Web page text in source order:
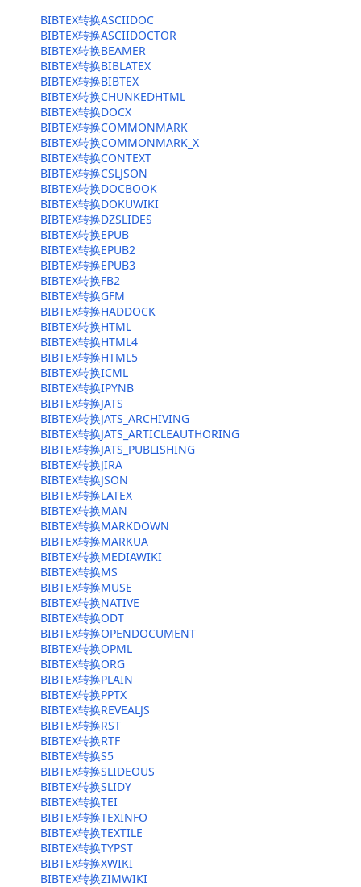
BIBTEX转换ASCIIDOC
BIBTEX转换ASCIIDOCTOR
BIBTEX转换BEAMER
BIBTEX转换BIBLATEX
BIBTEX转换BIBTEX
BIBTEX转换CHUNKEDHTML
BIBTEX转换DOCX
BIBTEX转换COMMONMARK
BIBTEX转换COMMONMARK_X
BIBTEX转换CONTEXT
BIBTEX转换CSLJSON
BIBTEX转换DOCBOOK
BIBTEX转换DOKUWIKI
BIBTEX转换DZSLIDES
BIBTEX转换EPUB
BIBTEX转换EPUB2
BIBTEX转换EPUB3
BIBTEX转换FB2
BIBTEX转换GFM
BIBTEX转换HADDOCK
BIBTEX转换HTML
BIBTEX转换HTML4
BIBTEX转换HTML5
BIBTEX转换ICML
BIBTEX转换IPYNB
BIBTEX转换JATS
BIBTEX转换JATS_ARCHIVING
BIBTEX转换JATS_ARTICLEAUTHORING
BIBTEX转换JATS_PUBLISHING
BIBTEX转换JIRA
BIBTEX转换JSON
BIBTEX转换LATEX
BIBTEX转换MAN
BIBTEX转换MARKDOWN
BIBTEX转换MARKUA
BIBTEX转换MEDIAWIKI
BIBTEX转换MS
BIBTEX转换MUSE
BIBTEX转换NATIVE
BIBTEX转换ODT
BIBTEX转换OPENDOCUMENT
BIBTEX转换OPML
BIBTEX转换ORG
BIBTEX转换PLAIN
BIBTEX转换PPTX
BIBTEX转换REVEALJS
BIBTEX转换RST
BIBTEX转换RTF
BIBTEX转换S5
BIBTEX转换SLIDEOUS
BIBTEX转换SLIDY
BIBTEX转换TEI
BIBTEX转换TEXINFO
BIBTEX转换TEXTILE
BIBTEX转换TYPST
BIBTEX转换XWIKI
BIBTEX转换ZIMWIKI